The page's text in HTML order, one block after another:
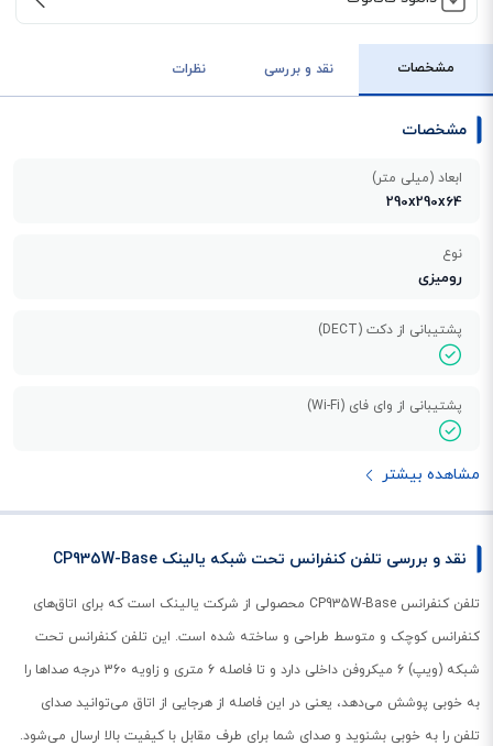
مشخصات نقد و بررسی نظرات
مشخصات
ابعاد (میلی متر)
290x290x64
نوع
رومیزی
پشتیبانی از دکت (DECT)
پشتیبانی از وای فای (Wi-Fi)
مشاهده بیشتر
نقد و بررسی تلفن کنفرانس تحت شبکه یالینک CP935W-Base
تلفن کنفرانس CP935W-Base محصولی از شرکت یالینک است که برای اتاق‌های
کنفرانس کوچک و متوسط طراحی و ساخته شده است. این تلفن کنفرانس تحت
شبکه (ویپ) 6 میکروفن داخلی دارد و تا فاصله 6 متری و زاویه 360 درجه صداها را
به خوبی پوشش می‌دهد، یعنی در این فاصله از هرجایی از اتاق می‌توانید صدای
تلفن را به خوبی بشنوید و صدای شما برای طرف مقابل با کیفیت بالا ارسال می‌شود.